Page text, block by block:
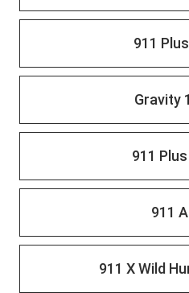
911
Gravity
911 Plus
911
911 X Wild